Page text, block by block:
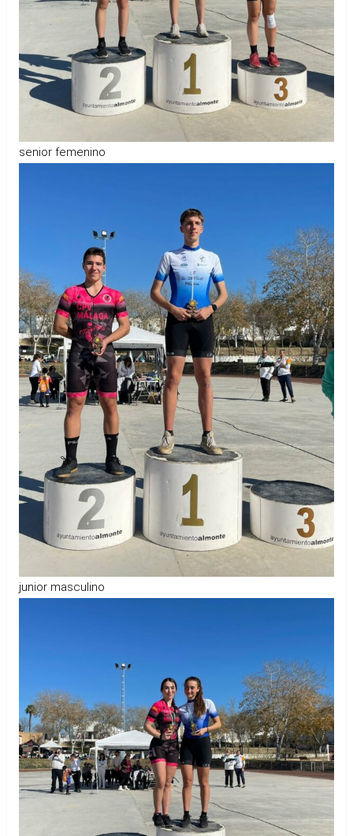
senior femenino
junior masculino